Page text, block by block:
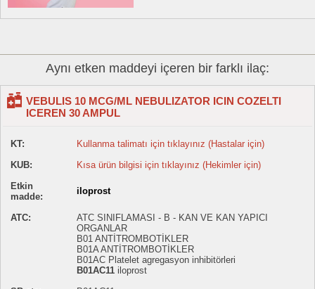
Aynı etken maddeyi içeren bir farklı ilaç:
VEBULIS 10 MCG/ML NEBULIZATOR ICIN COZELTI
ICEREN 30 AMPUL
KT:
Kullanma talimatı için tıklayınız (Hastalar için)
KUB:
Kısa ürün bilgisi için tıklayınız (Hekimler için)
Etkin
madde:
iloprost
ATC:
ATC SINIFLAMASI - B - KAN VE KAN YAPICI
ORGANLAR
B01 ANTİTROMBOTİKLER
B01A ANTİTROMBOTİKLER
B01AC Platelet agregasyon inhibitörleri
B01AC11 iloprost